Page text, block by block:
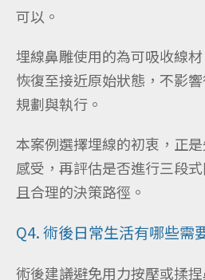
可以。
埋線鼻雕使用的為可吸收線
恢復至接近原始狀態，不影
規劃與執行。
本案例選擇埋線的初衷，正
感受，再評估是否進行三段
且合理的決策路徑。
Q4. 術後日常生活有哪些需
術後建議避免用力按壓或揉